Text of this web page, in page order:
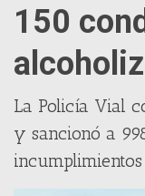
150
La Policía Vial
y sancionó a